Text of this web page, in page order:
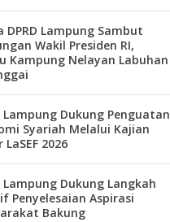
DPRD Lampung Sambut
Wakil Presiden RI,
Kampung Nelayan Labuhan
Lampung Dukung Penguatan
Syariah Melalui Kajian
LaSEF 2026
Lampung Dukung Langkah
Penyelesaian Aspirasi
Bakung